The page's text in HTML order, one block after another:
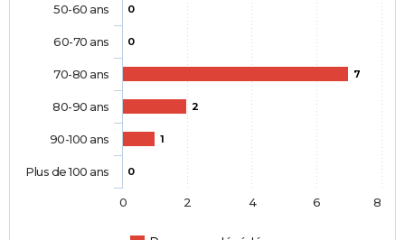
0
0
7
2
1
0
50-60 ans
60-70 ans
70-80 ans
80-90 ans
90-100 ans
Plus de 100 ans
0 2 4 6 8